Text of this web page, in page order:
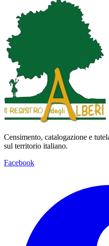
Censimento, catalogazione e
sul territorio italiano.
Facebook